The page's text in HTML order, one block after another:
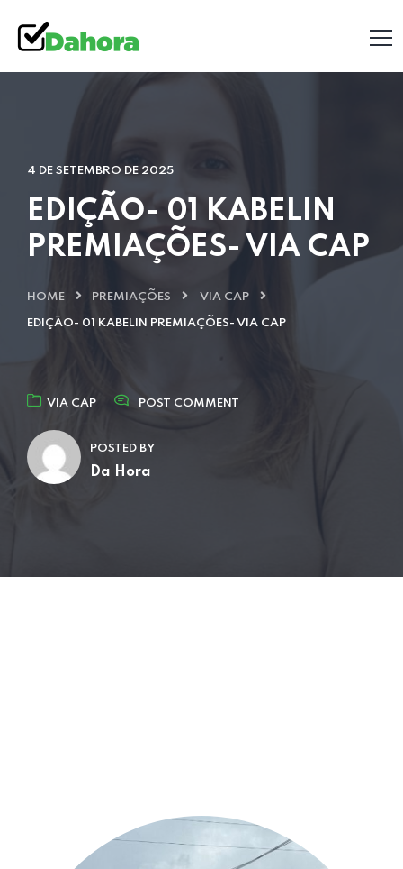
4 DE SETEMBRO DE 2025
EDIÇÃO- 01 KABELIN
PREMIAÇÕES- VIA CAP
HOME PREMIAÇÕES VIA CAP
EDIÇÃO- 01 KABELIN PREMIAÇÕES- VIA CAP
VIA CAP POST COMMENT
POSTED BY
Da Hora